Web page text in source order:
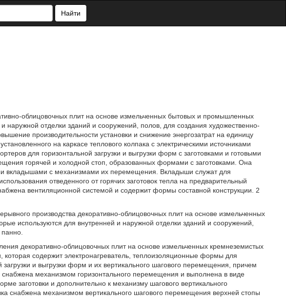
Найти
облицовочных плит на основе измельченных бытовых и промышленных
наружной отделки зданий и сооружений, полов, для создания художественно-
производительности установки и снижение энергозатрат на единицу
на каркасе теплового колпака с электрическими источниками
для горизонтальной загрузки и выгрузки форм с заготовками и готовыми
горячей и холодной стоп, образованных формами с заготовками. Она
вкладышами с механизмами их перемещения. Вкладыши служат для
отведенного от горячих заготовок тепла на предварительный
вентиляционной системой и содержит формы составной конструкции. 2
производства декоративно-облицовочных плит на основе измельченных
используются для внутренней и наружной отделки зданий и сооружений,
декоративно-облицовочных плит на основе измельченных кремнеземистых
содержит электронагреватель, теплоизоляционные формы для
загрузки и выгрузки форм и их вертикального шагового перемещения, причем
механизмом горизонтального перемещения и выполнена в виде
заготовки и дополнительно к механизму шагового вертикального
снабжена механизмом вертикального шагового перемещения верхней стопы